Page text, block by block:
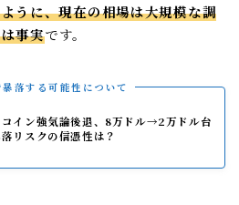
うに、現在の相場は大規模な調
事実です。
落する可能性について
コイン強気論後退、8万ドル→2万ドル台
リスクの信憑性は？